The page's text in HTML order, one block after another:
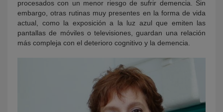
procesados con un menor riesgo de sufrir demencia. Sin
embargo, otras rutinas muy presentes en la forma de vida
actual, como la exposición a la luz azul que emiten las
pantallas de móviles o televisiones, guardan una relación
más compleja con el deterioro cognitivo y la demencia.